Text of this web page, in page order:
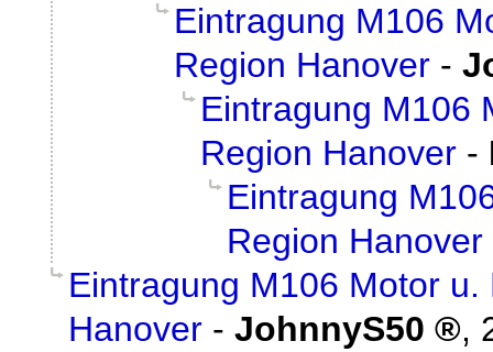
Eintragung M106
Region Hanover -
Eintragung M106
Region Hanover -
Eintragung
Region Hanover
Eintragung M106 Motor
Hanover - JohnnyS50 ,